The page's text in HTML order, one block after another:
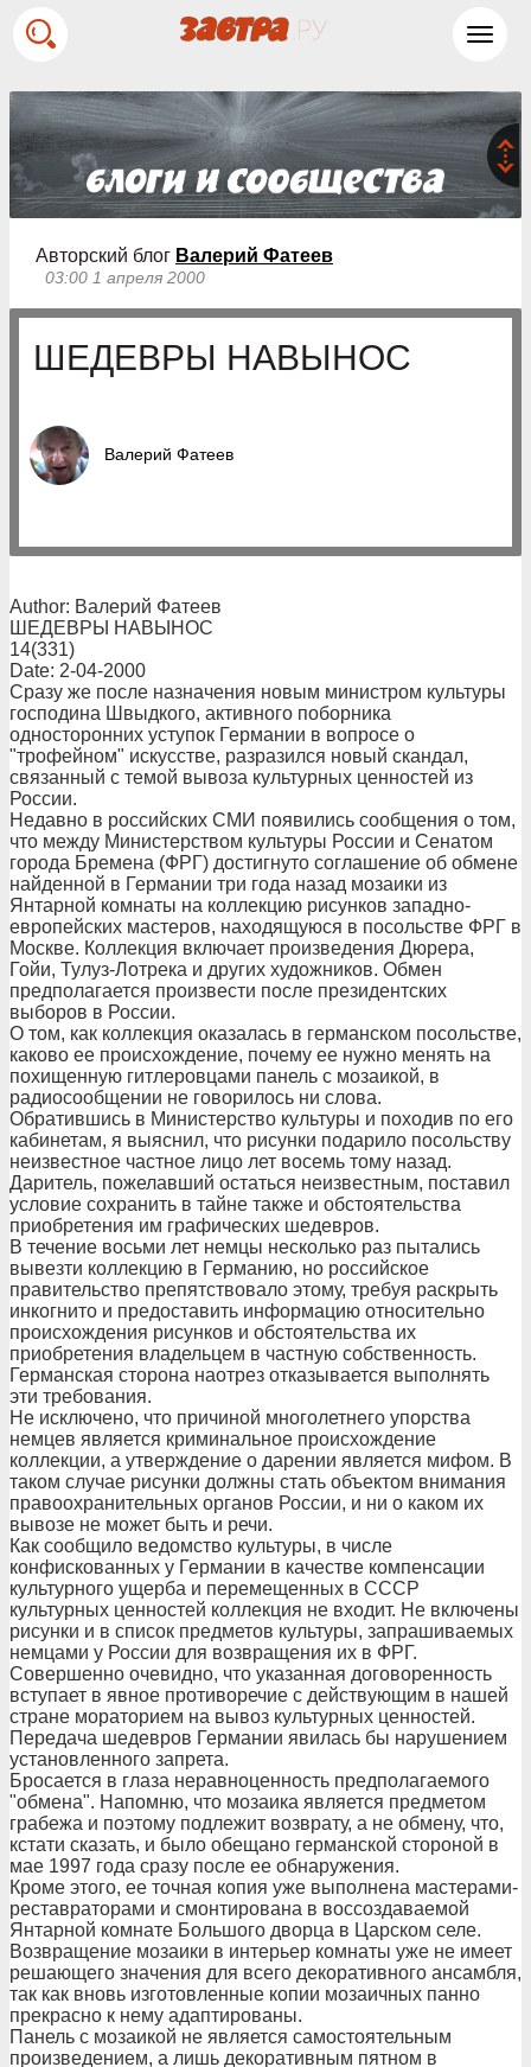
Авторский блог Валерий Фатеев
03:00 1 апреля 2000
ШЕДЕВРЫ НАВЫНОС
Валерий Фатеев
Author: Валерий Фатеев
ШЕДЕВРЫ НАВЫНОС
14(331)
Date: 2-04-2000
Cразу же после назначения новым министром культуры
господина Швыдкого, активного поборника
односторонних уступок Германии в вопросе о
"трофейном" искусстве, разразился новый скандал,
связанный с темой вывоза культурных ценностей из
России.
Недавно в российских СМИ появились сообщения о том,
что между Министерством культуры России и Сенатом
города Бремена (ФРГ) достигнуто соглашение об обмене
найденной в Германии три года назад мозаики из
Янтарной комнаты на коллекцию рисунков западно-
европейских мастеров, находящуюся в посольстве ФРГ в
Москве. Коллекция включает произведения Дюрера,
Гойи, Тулуз-Лотрека и других художников. Обмен
предполагается произвести после президентских
выборов в России.
О том, как коллекция оказалась в германском посольстве,
каково ее происхождение, почему ее нужно менять на
похищенную гитлеровцами панель с мозаикой, в
радиосообщении не говорилось ни слова.
Обратившись в Министерство культуры и походив по его
кабинетам, я выяснил, что рисунки подарило посольству
неизвестное частное лицо лет восемь тому назад.
Даритель, пожелавший остаться неизвестным, поставил
условие сохранить в тайне также и обстоятельства
приобретения им графических шедевров.
В течение восьми лет немцы несколько раз пытались
вывезти коллекцию в Германию, но российское
правительство препятствовало этому, требуя раскрыть
инкогнито и предоставить информацию относительно
происхождения рисунков и обстоятельства их
приобретения владельцем в частную собственность.
Германская сторона наотрез отказывается выполнять
эти требования.
Не исключено, что причиной многолетнего упорства
немцев является криминальное происхождение
коллекции, а утверждение о дарении является мифом. В
таком случае рисунки должны стать объектом внимания
правоохранительных органов России, и ни о каком их
вывозе не может быть и речи.
Как сообщило ведомство культуры, в числе
конфискованных у Германии в качестве компенсации
культурного ущерба и перемещенных в СССР
культурных ценностей коллекция не входит. Не включены
рисунки и в список предметов культуры, запрашиваемых
немцами у России для возвращения их в ФРГ.
Совершенно очевидно, что указанная договоренность
вступает в явное противоречие с действующим в нашей
стране мораторием на вывоз культурных ценностей.
Передача шедевров Германии явилась бы нарушением
установленного запрета.
Бросается в глаза неравноценность предполагаемого
"обмена". Напомню, что мозаика является предметом
грабежа и поэтому подлежит возврату, а не обмену, что,
кстати сказать, и было обещано германской стороной в
мае 1997 года сразу после ее обнаружения.
Кроме этого, ее точная копия уже выполнена мастерами-
реставраторами и смонтирована в воссоздаваемой
Янтарной комнате Большого дворца в Царском селе.
Возвращение мозаики в интерьер комнаты уже не имеет
решающего значения для всего декоративного ансамбля,
так как вновь изготовленные копии мозаичных панно
прекрасно к нему адаптированы.
Панель с мозаикой не является самостоятельным
произведением, а лишь декоративным пятном в